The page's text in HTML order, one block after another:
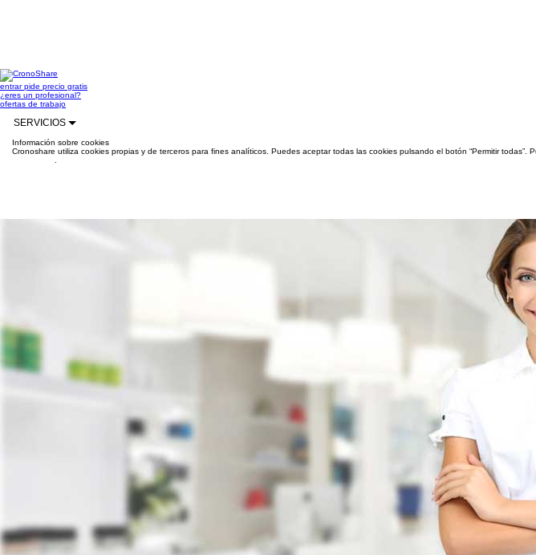
entrarpide precio gratis
¿eres un profesional?
ofertas de trabajo
SERVICIOS
Información sobre cookies
Cronoshare utiliza cookies propias y de terceros para fines analíticos. Puedes aceptar todas las cookies pulsando el botón “Permitir todas”.